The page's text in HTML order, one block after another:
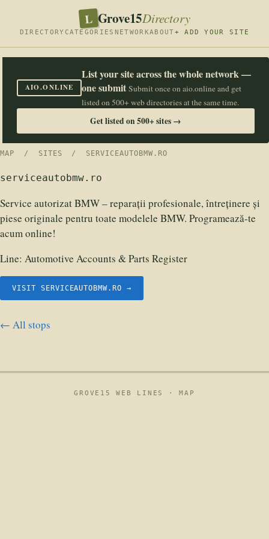
L Grove15Directory
DIRECTORY CATEGORIES NETWORKABOUT+ ADD YOUR SITE
AIO.ONLINE
List your site across the whole network —
one submit Submit once on aio.online and get
listed on 500+ web directories at the same time.
Get listed on 500+ sites →
MAP / SITES / SERVICEAUTOBMW.RO
serviceautobmw.ro
Service autorizat BMW – reparații profesionale, întreținere și
piese originale pentru toate modelele BMW. Programează-te
acum online!
Line: Automotive Accounts & Parts Register
VISIT SERVICEAUTOBMW.RO →
← All stops
GROVE15 WEB LINES ·MAP